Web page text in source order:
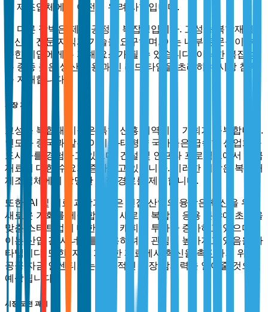
은 제조업체에게 여전히 우려 사항입니다.
또 다른 장벽은 제조 공정의 복잡성입니다. 고성능 복합재의
생산은 전문 지식과 기술을 요구하며, 이는 내부 전문성이 부
족한 기업에게는 저해 요소가 될 수 있습니다. 이러한 복잡성
은 종종 높은 생산 비용과 긴 리드 타임을 초래하여 시장 침투
를 저해합니다.
시장 기회
고성능 복합재 시장은 특히 신흥 지역에서 기회가 풍부합니다.
인도와 중국과 같은 아시아-태평양 국가들은 급속한 산업화와
도시화를 경험하고 있으며, 건설 및 인프라 프로젝트에서 고급
재료에 대한 수요가 증가하고 있습니다. 이러한 시장은 복합재
제조업체에게 상당한 성장 경로를 제공합니다.
또한, AI 및 재료 과학과 같은 인접 산업의 융합은 혁신을 위한
새로운 기회를 제공합니다. 새로운 복합재 응용 분야에 초점을
맞춘 스타트업에 대한 벤처 캐피탈 투자가 증가하고 있으며,
이는 산업 간 시너지를 활용하려는 관심이 높아지고 있음을 나
타냅니다. 또한, 지속 가능한 재료에서 혁신을 촉진하기 위한
공공 자금 인센티브는 추가적인 성장 잠재력을 열어줄 것으로
예상됩니다.
시장 도전 과제